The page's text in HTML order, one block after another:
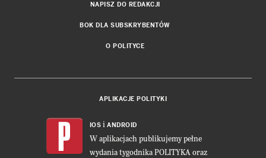
NAPISZ DO REDAKCJI
BOK DLA SUBSKRYBENTÓW
O POLITYCE
APLIKACJE POLITYKI
IOS i ANDROID
W aplikacjach publikujemy pełne
wydania tygodnika POLITYKA oraz